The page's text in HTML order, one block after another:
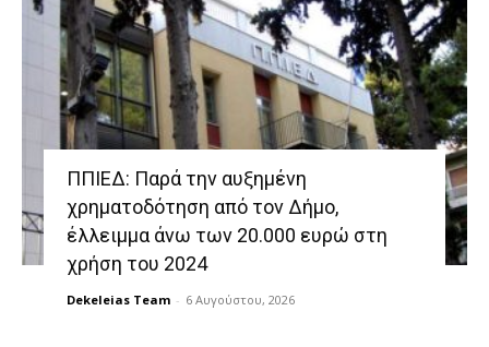
ΠΠΙΕΔ: Παρά την αυξημένη
χρηματοδότηση από τον Δήμο,
έλλειμμα άνω των 20.000 ευρώ στη
χρήση του 2024
Dekeleias Team - 6 Αυγούστου, 2026